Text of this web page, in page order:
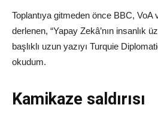
Toplantıya gitmeden önce BBC, VoA
derlenen, “Yapay Zekâ’nın insanlık
başlıklı uzun yazıyı Turquie
okudum.
Kamikaze saldırısı